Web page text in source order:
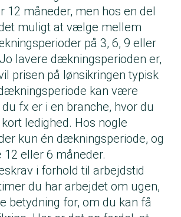
12 måneder, men hos en del
muligt at vælge mellem
på 3, 6, 9 eller
lavere dækningsperioden er,
prisen på lønsikringen typisk
kan være
fx er i en branche, hvor du
ledighed. Hos nogle
kun én dækningsperiode, og
eller 6 måneder.
i forhold til arbejdstid
du har arbejdet om ugen,
betydning for, om du kan få